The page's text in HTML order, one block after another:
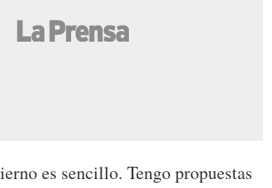
es sencillo. Tengo propuestas